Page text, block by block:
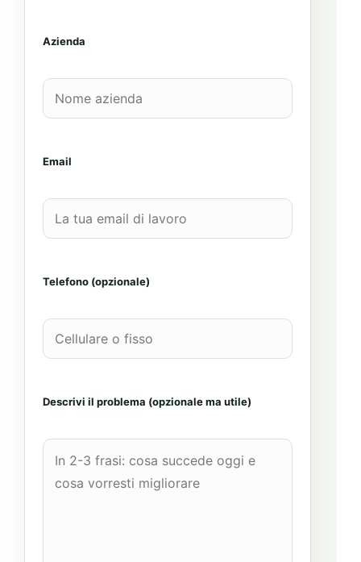
Azienda
Email
Telefono (opzionale)
Descrivi il problema (opzionale ma utile)